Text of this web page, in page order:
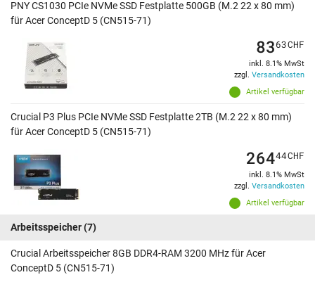
PNY CS1030 PCIe NVMe SSD Festplatte 500GB (M.2 22 x 80 mm)
für Acer ConceptD 5 (CN515-71)
Artikel verfügbar
8363CHF
inkl. 8.1% MwSt
zzgl. Versandkosten
Crucial P3 Plus PCIe NVMe SSD Festplatte 2TB (M.2 22 x 80 mm)
für Acer ConceptD 5 (CN515-71)
Artikel verfügbar
26444CHF
inkl. 8.1% MwSt
zzgl. Versandkosten
Arbeitsspeicher(7)
Crucial Arbeitsspeicher 8GB DDR4-RAM 3200 MHz für Acer
ConceptD 5 (CN515-71)